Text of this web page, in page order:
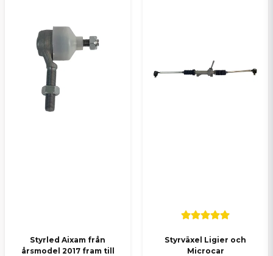
Styrled Aixam från
årsmodel 2017 fram till
Styrväxel Ligier och
Microcar